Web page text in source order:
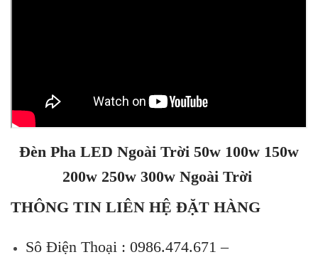
Đèn Pha LED Ngoài Trời 50w 100w 150w
200w 250w 300w Ngoài Trời
THÔNG TIN LIÊN HỆ ĐẶT HÀNG
Sô Điện Thoại : 0986.474.671 –